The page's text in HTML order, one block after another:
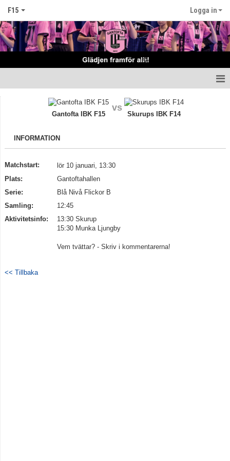
F15 Logga in
Truppen
Matcher
Kontakt
Gantofta IBK F15
vs
Skurups IBK F14
INFORMATION
Matchstart:
lör 10 januari, 13:30
Plats:
Gantoftahallen
Serie:
Blå Nivå Flickor B
Samling:
12:45
Aktivitetsinfo:
13:30 Skurup
15:30 Munka Ljungby
Vem tvättar? - Skriv i kommentarerna!
<< Tillbaka